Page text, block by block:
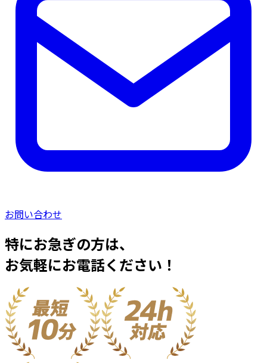
お問い合わせ
特にお急ぎの方は、
お気軽にお電話ください！